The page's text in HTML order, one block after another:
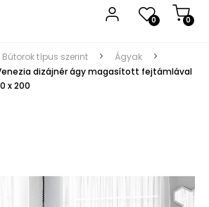
0 0
Bútorok típus szerint
Ágyak
dizájnér ágy magasított fejtámlával
x 200